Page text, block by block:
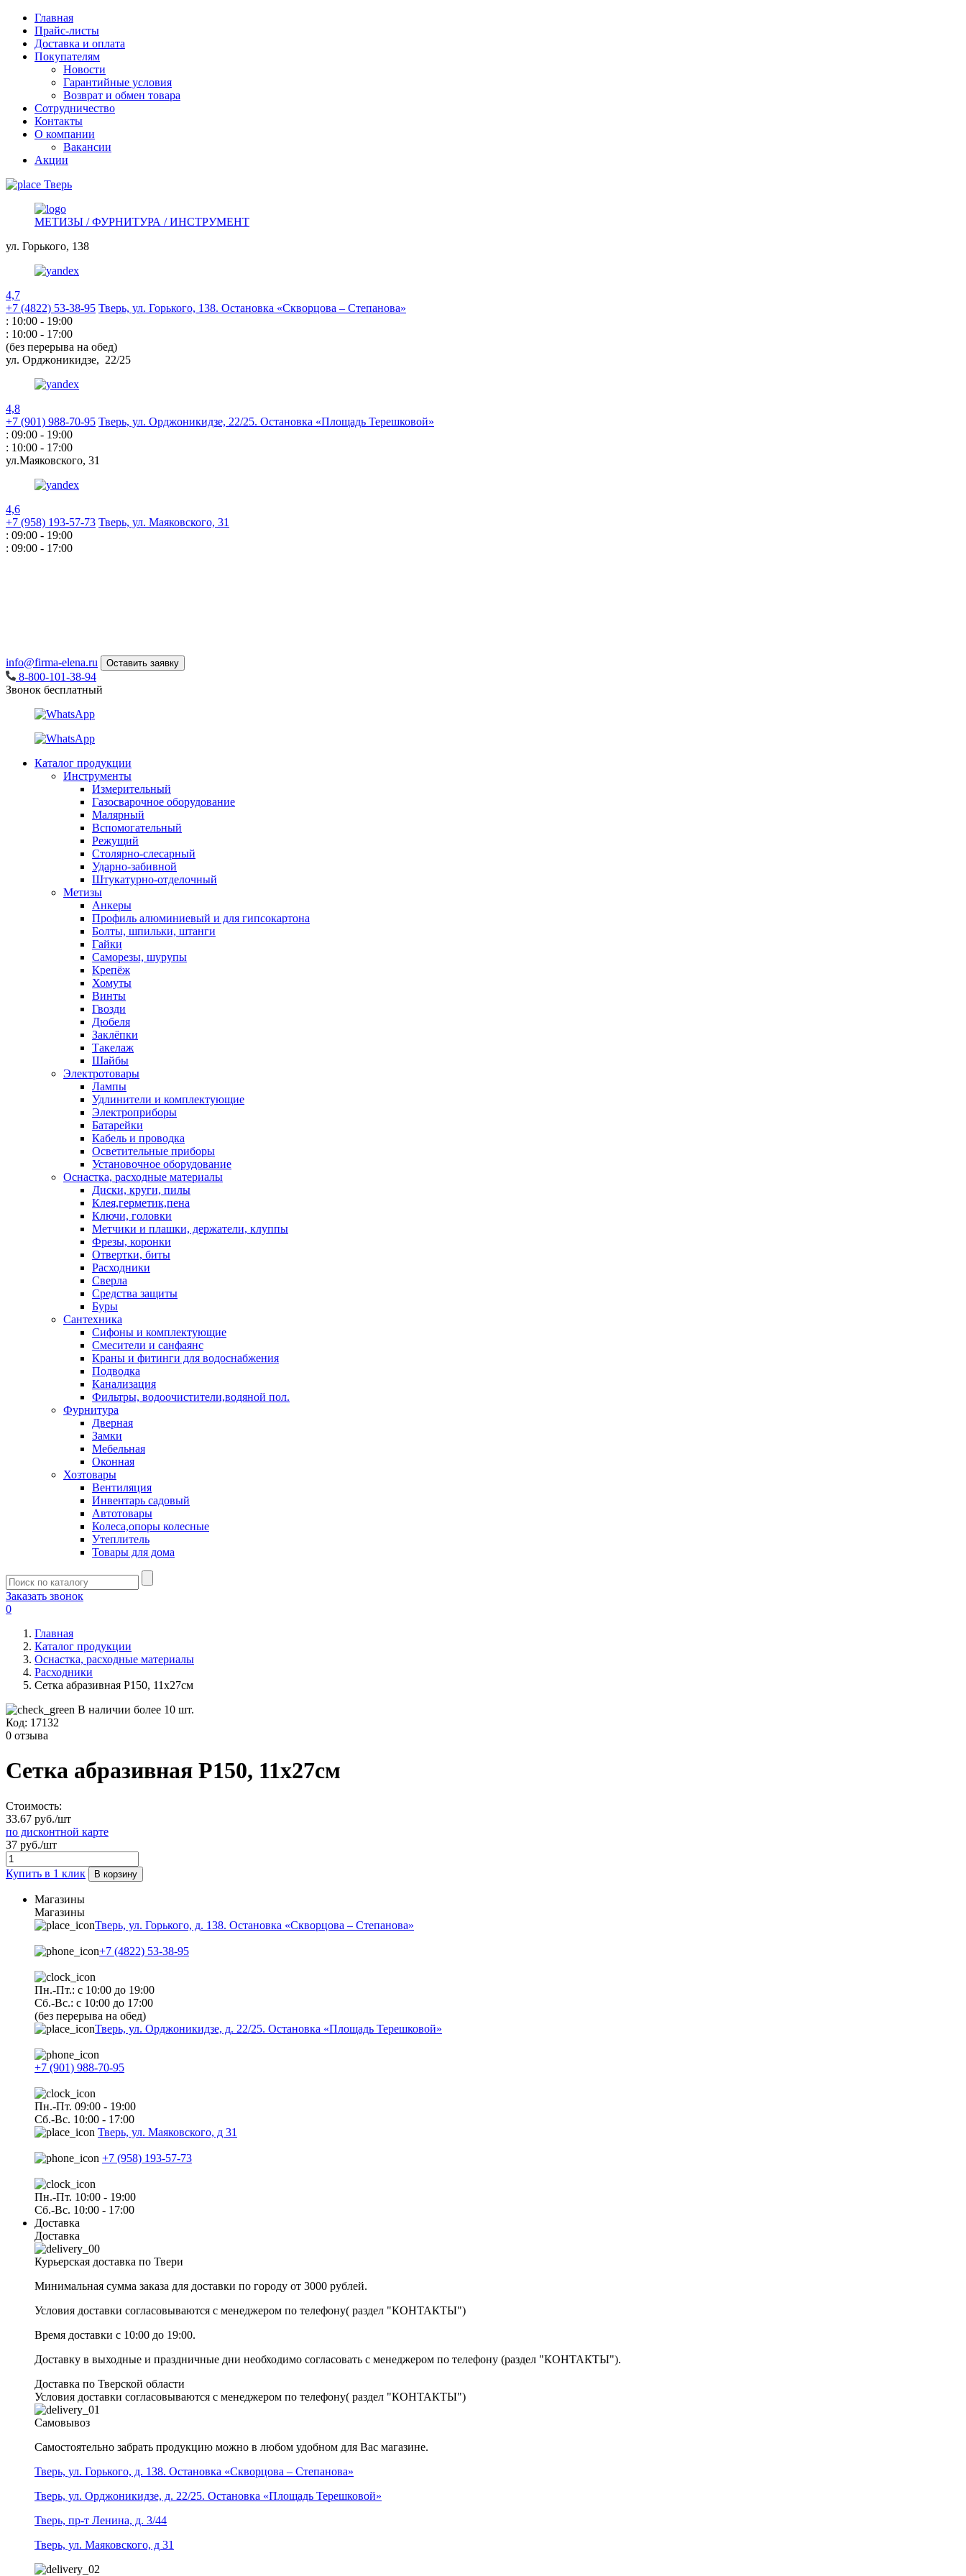
Главная
Прайс-листы
Доставка и оплата
Покупателям
Новости
Гарантийные условия
Возврат и обмен товара
Сотрудничество
Контакты
О компании
Вакансии
Акции
Тверь
МЕТИЗЫ / ФУРНИТУРА / ИНСТРУМЕНТ
ул. Горького, 138
4,7
+7 (4822) 53-38-95 Тверь, ул. Горького, 138. Остановка «Скворцова – Степанова»
: 10:00 - 19:00
: 10:00 - 17:00
(без перерыва на обед)
ул. Орджоникидзе, 22/25
4,8
+7 (901) 988-70-95 Тверь, ул. Орджоникидзе, 22/25. Остановка «Площадь Терешковой»
: 09:00 - 19:00
: 10:00 - 17:00
ул.Маяковского, 31
4,6
+7 (958) 193-57-73 Тверь, ул. Маяковского, 31
: 09:00 - 19:00
: 09:00 - 17:00
info@firma-elena.ru Оставить заявку
8-800-101-38-94
Звонок бесплатный
Каталог продукции
Инструменты
Измерительный
Газосварочное оборудование
Малярный
Вспомогательный
Режущий
Столярно-слесарный
Ударно-забивной
Штукатурно-отделочный
Метизы
Анкеры
Профиль алюминиевый и для гипсокартона
Болты, шпильки, штанги
Гайки
Саморезы, шурупы
Крепёж
Хомуты
Винты
Гвозди
Дюбеля
Заклёпки
Такелаж
Шайбы
Электротовары
Лампы
Удлинители и комплектующие
Электроприборы
Батарейки
Кабель и проводка
Осветительные приборы
Установочное оборудование
Оснастка, расходные материалы
Диски, круги, пилы
Клея,герметик,пена
Ключи, головки
Метчики и плашки, держатели, клуппы
Фрезы, коронки
Отвертки, биты
Расходники
Сверла
Средства защиты
Буры
Сантехника
Сифоны и комплектующие
Смесители и санфаянс
Краны и фитинги для водоснабжения
Подводка
Канализация
Фильтры, водоочистители,водяной пол.
Фурнитура
Дверная
Замки
Мебельная
Оконная
Хозтовары
Вентиляция
Инвентарь садовый
Автотовары
Колеса,опоры колесные
Утеплитель
Товары для дома
Заказать звонок
0
Главная
Каталог продукции
Оснастка, расходные материалы
Расходники
Сетка абразивная Р150, 11х27см
В наличии более 10 шт.
Код: 17132
0 отзыва
Сетка абразивная Р150, 11х27см
Стоимость:
33.67 руб./шт
по дисконтной карте
37 руб./шт
Купить в 1 клик В корзину
Магазины
Магазины
Тверь, ул. Горького, д. 138. Остановка «Скворцова – Степанова»
+7 (4822) 53-38-95
Пн.-Пт.: с 10:00 до 19:00
Сб.-Вс.: с 10:00 до 17:00
(без перерыва на обед)
Тверь, ул. Орджоникидзе, д. 22/25. Остановка «Площадь Терешковой»
+7 (901) 988-70-95
Пн.-Пт. 09:00 - 19:00
Сб.-Вс. 10:00 - 17:00
Тверь, ул. Маяковского, д 31
+7 (958) 193-57-73
Пн.-Пт. 10:00 - 19:00
Сб.-Вс. 10:00 - 17:00
Доставка
Доставка
Курьерская доставка по Твери
Минимальная сумма заказа для доставки по городу от 3000 рублей.
Условия доставки согласовываются с менеджером по телефону( раздел "КОНТАКТЫ")
Время доставки с 10:00 до 19:00.
Доставку в выходные и праздничные дни необходимо согласовать с менеджером по телефону (раздел "КОНТАКТЫ").
Доставка по Тверской области
Условия доставки согласовываются с менеджером по телефону( раздел "КОНТАКТЫ")
Самовывоз
Самостоятельно забрать продукцию можно в любом удобном для Вас магазине.
Тверь, ул. Горького, д. 138. Остановка «Скворцова – Степанова»
Тверь, ул. Орджоникидзе, д. 22/25. Остановка «Площадь Терешковой»
Тверь, пр-т Ленина, д. 3/44
Тверь, ул. Маяковского, д 31